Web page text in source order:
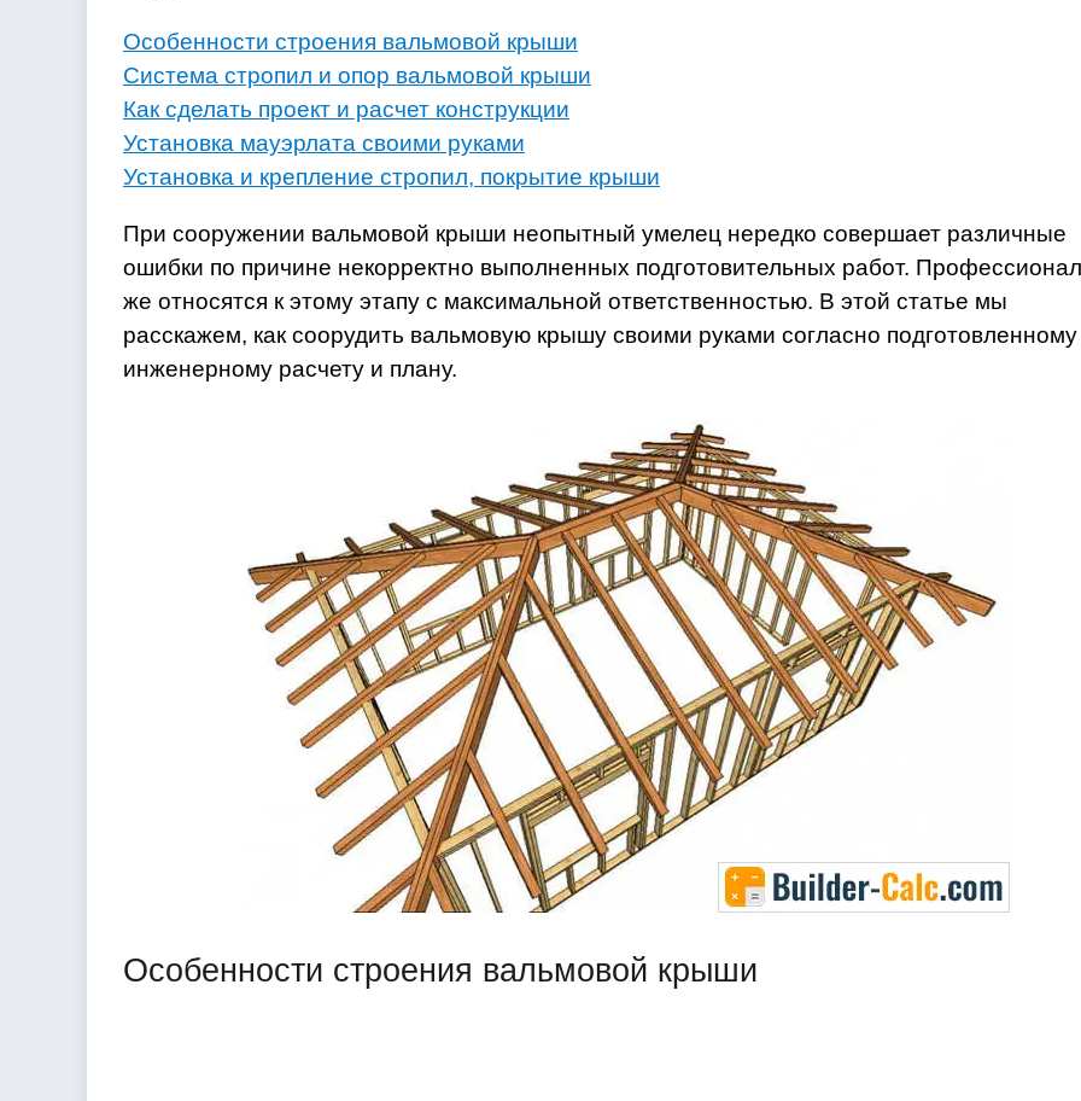
Особенности строения вальмовой крыши
Система стропил и опор вальмовой крыши
Как сделать проект и расчет конструкции
Установка мауэрлата своими руками
Установка и крепление стропил, покрытие крыши
При сооружении вальмовой крыши неопытный умелец нередко совершает различные
ошибки по причине некорректно выполненных подготовительных работ.
же относятся к этому этапу с максимальной ответственностью. В этой статье мы
расскажем, как соорудить вальмовую крышу своими руками согласно подготовленному
инженерному расчету и плану.
Особенности строения вальмовой крыши